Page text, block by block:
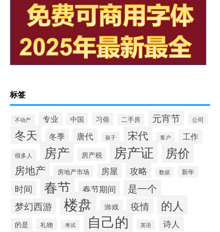
标签
不动产 专业 中国 习俗 二手房 元宵节 公司
冬天 冬季 唐代 孩子 宋代 客户 工作
很多人 房产 房产税 房产证 房价
房地产 房地产市场 房屋 攻略 数据 新年
时间 春节 春节期间 是一个
梦幻西游 楼盘 游戏 疫情 的人
的是 礼物 考试 自己的 英语 诗人